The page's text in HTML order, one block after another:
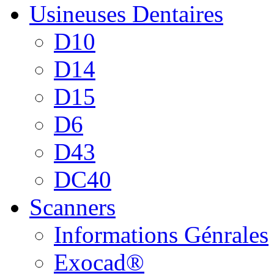
Usineuses Dentaires
D10
D14
D15
D6
D43
DC40
Scanners
Informations Génrales
Exocad®